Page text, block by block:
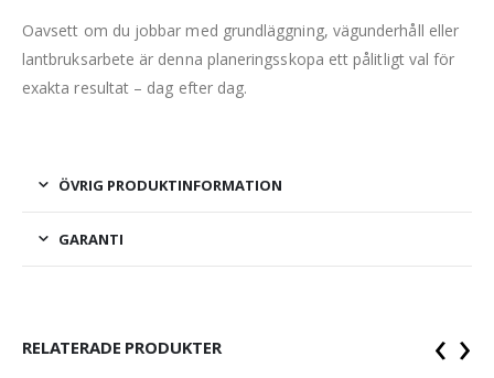
Oavsett om du jobbar med grundläggning, vägunderhåll eller
lantbruksarbete är denna planeringsskopa ett pålitligt val för
exakta resultat – dag efter dag.
ÖVRIG PRODUKTINFORMATION
GARANTI
RELATERADE PRODUKTER ‹ ›